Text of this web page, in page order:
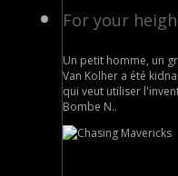
For your
Un petit homme, un
Van Kolher a été
qui veut utiliser
Bombe N..